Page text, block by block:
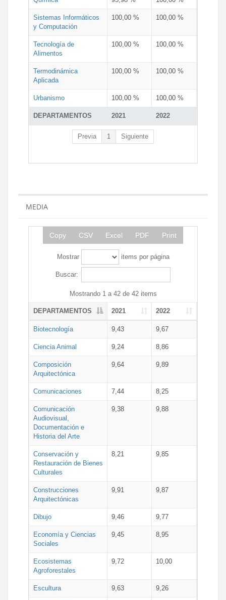
DEPARTAMENTOS 2021 2022
Sistemas Informáticos
y Computación
100,00 % 100,00 %
Tecnología de
Alimentos
100,00 % 100,00 %
Termodinámica
Aplicada
100,00 % 100,00 %
Urbanismo 100,00 % 100,00 %
Previa 1 Siguiente
MEDIA
Copy CSV Excel PDF Print
Mostrar items por página
Buscar:
Mostrando 1 a 42 de 42 items
DEPARTAMENTOS 2021 2022
Biotecnología 9,43 9,67
Ciencia Animal 9,24 8,86
Composición
Arquitectónica
9,64 9,89
Comunicaciones 7,44 8,25
Comunicación
Audiovisual,
Documentación e
Historia del Arte
9,38 9,88
Conservación y
Restauración de Bienes
Culturales
8,21 9,85
Construcciones
Arquitectónicas
9,91 9,87
Dibujo 9,46 9,77
Economía y Ciencias
Sociales
9,45 8,95
Ecosistemas
Agroforestales
9,72 10,00
Escultura 9,63 9,26